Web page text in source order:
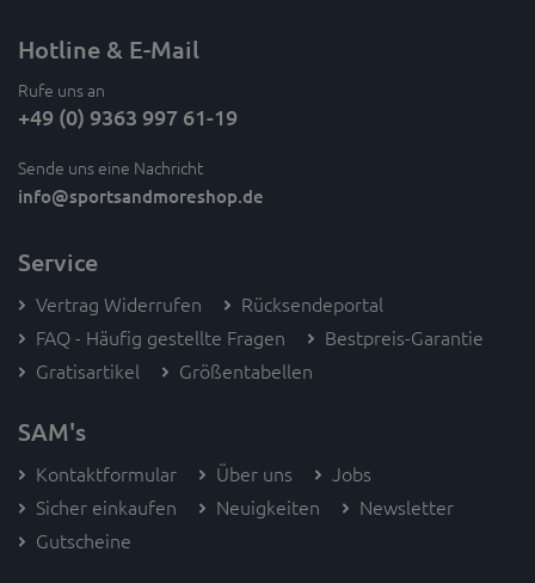
Hotline & E-Mail
Rufe uns an
+49 (0) 9363 997 61-19
Sende uns eine Nachricht
info@sportsandmoreshop.de
Service
Vertrag Widerrufen
Rücksendeportal
FAQ - Häufig gestellte Fragen
Bestpreis-Garantie
Gratisartikel
Größentabellen
SAM's
Kontaktformular Über uns
Jobs
Sicher einkaufen
Neuigkeiten
Newsletter
Gutscheine